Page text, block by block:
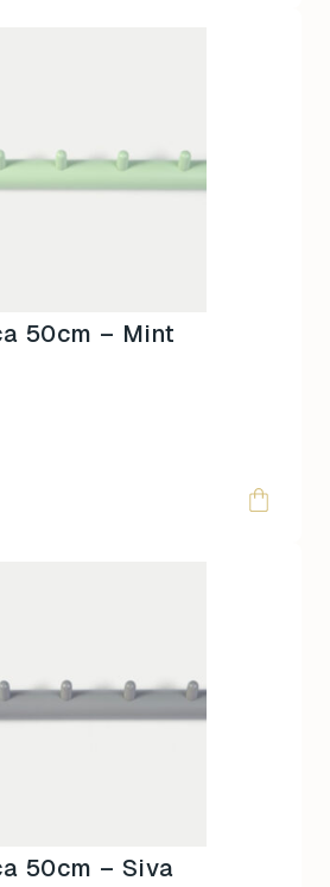
50cm – Mint
50cm – Siva